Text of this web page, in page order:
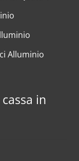
Alluminio
in